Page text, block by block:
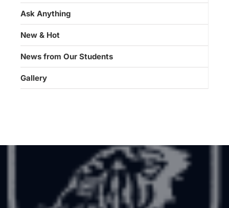
Ask Anything
New & Hot
News from Our Students
Gallery